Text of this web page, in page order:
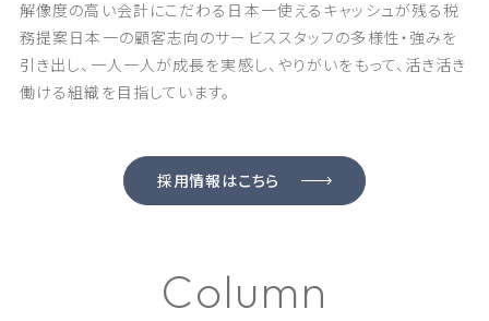
解像度の高い会計にこだわる 日本一使えるキャッシュが残る税
務提案 日本一の顧客志向のサービススタッフの多様性・強みを
引き出し、一人一人が成長を実感し、 やりがいをもって、活き活き
働ける組織を目指しています。
採用情報はこちら
Column